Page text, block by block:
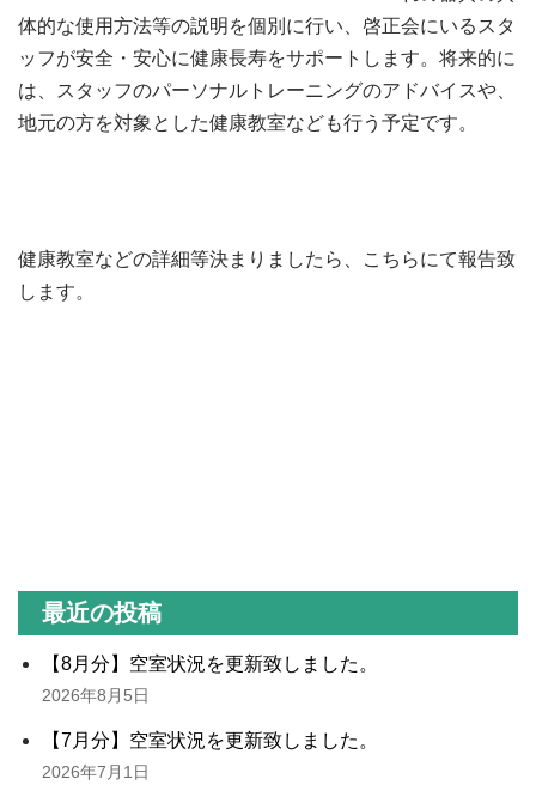
体的な使用方法等の説明を個別に行い、啓正会にいるスタ
ッフが安全・安心に健康長寿をサポートします。将来的に
は、スタッフのパーソナルトレーニングのアドバイスや、
地元の方を対象とした健康教室なども行う予定です。
健康教室などの詳細等決まりましたら、こちらにて報告致
します。
最近の投稿
【8月分】空室状況を更新致しました。
2026年8月5日
【7月分】空室状況を更新致しました。
2026年7月1日